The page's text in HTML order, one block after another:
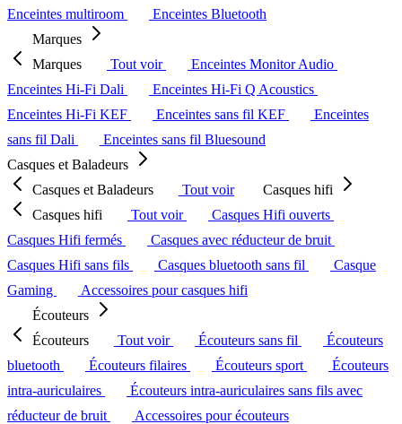
Enceintes multiroom
Enceintes Bluetooth
Marques
Marques
Tout voir
Enceintes Monitor Audio
Enceintes Hi-Fi Dali
Enceintes Hi-Fi Q Acoustics
Enceintes Hi-Fi KEF
Enceintes sans fil KEF
Enceintes
sans fil Dali
Enceintes sans fil Bluesound
Casques et Baladeurs
Casques et Baladeurs
Tout voir
Casques hifi
Casques hifi
Tout voir
Casques Hifi ouverts
Casques Hifi fermés
Casques avec réducteur de bruit
Casques Hifi sans fils
Casques bluetooth sans fil
Casque
Gaming
Accessoires pour casques hifi
Écouteurs
Écouteurs
Tout voir Écouteurs sans fil
Écouteurs
bluetooth
Écouteurs filaires Écouteurs sport
Écouteurs
intra-auriculaires
Écouteurs intra-auriculaires sans fils avec
réducteur de bruit
Accessoires pour écouteurs